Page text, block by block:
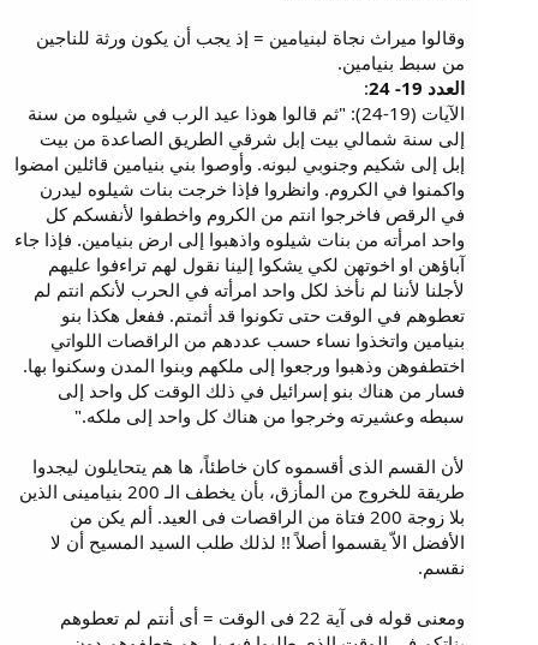
وقالوا ميراث نجاة لبنيامين = إذ يجب أن يكون ورثة للناجين
من سبط بنيامين.
العدد 19- 24
:
الآيات (19-24): "ثم قالوا هوذا عيد الرب في شيلوه من سنة
إلى سنة شمالي بيت إبل شرقي الطريق الصاعدة من بيت
إبل إلى شكيم وجنوبي لبونه. وأوصوا بني بنيامين قائلين امضوا
واكمنوا في الكروم. وانظروا فإذا خرجت بنات شيلوه ليدرن
في الرقص فاخرجوا انتم من الكروم واخطفوا لأنفسكم كل
واحد امرأته من بنات شيلوه واذهبوا إلى ارض بنيامين. فإذا جاء
آباؤهن او اخوتهن لكي يشكوا إلينا نقول لهم تراءفوا عليهم
لأجلنا لأننا لم نأخذ لكل واحد امرأته في الحرب لأنكم انتم لم
تعطوهم في الوقت حتى تكونوا قد أثمتم. ففعل هكذا بنو
بنيامين واتخذوا نساء حسب عددهم من الراقصات اللواتي
اختطفوهن وذهبوا ورجعوا إلى ملكهم وبنوا المدن وسكنوا بها.
فسار من هناك بنو إسرائيل في ذلك الوقت كل واحد إلى
سبطه وعشيرته وخرجوا من هناك كل واحد إلى ملكه."
لأن القسم الذى أقسموه كان خاطئاً، ها هم يتحايلون ليجدوا
طريقة للخروج من المأزق، بأن يخطف الـ 200 بنيامينى الذين
بلا زوجة 200 فتاة من الراقصات فى العيد. ألم يكن من
الأفضل الاّ يقسموا أصلاً !! لذلك طلب السيد المسيح أن لا
نقسم.
ومعنى قوله فى آية 22 فى الوقت = أى أنتم لم تعطوهم